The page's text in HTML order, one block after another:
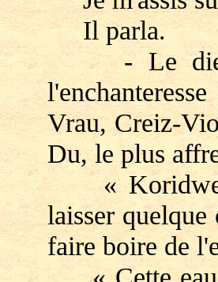
Il parla.
- Le dieu
Vrau, Creiz-
Du, le plus
« Koridwen
laisser
faire boire de